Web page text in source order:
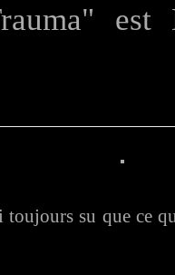
est
toujours su que ce